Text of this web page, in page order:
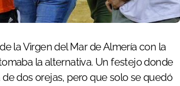
la alternativa. Un festejo donde
dos orejas, pero que solo se quedó